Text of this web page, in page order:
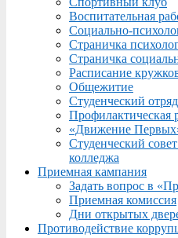
Воспитательная
Социально-
Страничка
Страничка
Расписание
Общежитие
Студенческий
Профилактическая
«Движение
Студенческий
колледжа
Приемная кампания
Задать вопрос в
Приемная комиссия
Дни открытых
Противодействие